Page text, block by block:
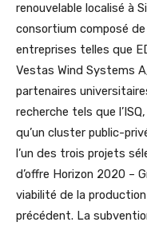
renouvelable localisé à
consortium composé
entreprises telles que
Vestas Wind Systems
partenaires
recherche tels que
qu’un cluster public-
l’un des trois projets
d’offre Horizon 2020 –
viabilité de la
précédent. La